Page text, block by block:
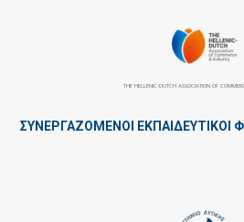
THE HELLENIC-DUTCH ASSOCIATION OF
ΣΥΝΕΡΓΑΖΌΜΕΝΟΙ ΕΚΠΑΙΔΕΥΤΙΚΟΊ